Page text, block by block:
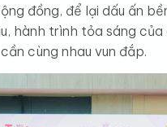
đồng, để lại dấu ấn
hành trình tỏa sáng
cùng nhau vun đắp.